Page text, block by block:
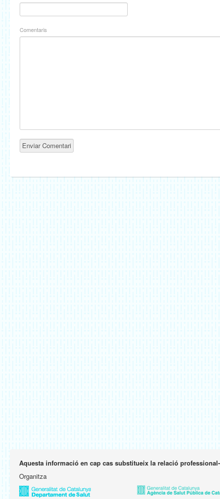
Comentaris
Aquesta informació en cap cas substitueix la relació
Organitza